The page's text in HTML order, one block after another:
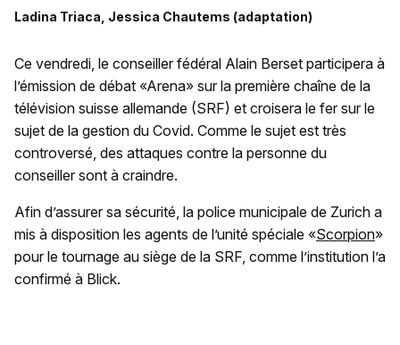
Ladina Triaca, Jessica Chautems (adaptation)
Ce vendredi, le conseiller fédéral Alain Berset participera à
l’émission de débat «Arena» sur la première chaîne de la
télévision suisse allemande (SRF) et croisera le fer sur le
sujet de la gestion du Covid. Comme le sujet est très
controversé, des attaques contre la personne du
conseiller sont à craindre.
Afin d’assurer sa sécurité, la police municipale de Zurich a
mis à disposition les agents de l’unité spéciale «Scorpion»
pour le tournage au siège de la SRF, comme l’institution l’a
confirmé à Blick.